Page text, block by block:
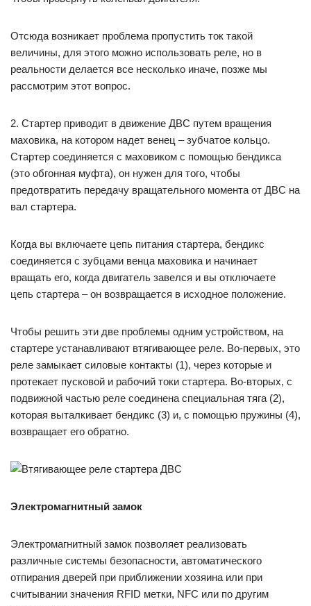
Отсюда возникает проблема пропустить ток такой
величины, для этого можно использовать реле, но в
реальности делается все несколько иначе, позже мы
рассмотрим этот вопрос.
2. Стартер приводит в движение ДВС путем вращения
маховика, на котором надет венец – зубчатое кольцо.
Стартер соединяется с маховиком с помощью бендикса
(это обгонная муфта), он нужен для того, чтобы
предотвратить передачу вращательного момента от ДВС на
вал стартера.
Когда вы включаете цепь питания стартера, бендикс
соединяется с зубцами венца маховика и начинает
вращать его, когда двигатель завелся и вы отключаете
цепь стартера – он возвращается в исходное положение.
Чтобы решить эти две проблемы одним устройством, на
стартере устанавливают втягивающее реле. Во-первых, это
реле замыкает силовые контакты (1), через которые и
протекает пусковой и рабочий токи стартера. Во-вторых, с
подвижной частью реле соединена специальная тяга (2),
которая выталкивает бендикс (3) и, с помощью пружины (4),
возвращает его обратно.
Электромагнитный замок
Электромагнитный замок позволяет реализовать
различные системы безопасности, автоматического
отпирания дверей при приближении хозяина или при
считывании значения RFID метки, NFC или по другим